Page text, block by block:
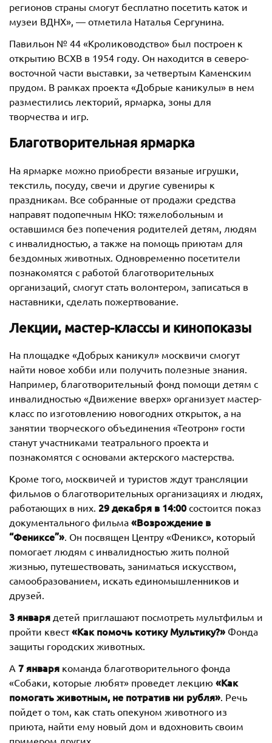
регионов страны смогут бесплатно посетить каток и
музеи ВДНХ», — отметила Наталья Сергунина.
Павильон № 44 «Кролиководство» был построен к
открытию ВСХВ в 1954 году. Он находится в северо-
восточной части выставки, за четвертым Каменским
прудом. В рамках проекта «Добрые каникулы» в нем
разместились лекторий, ярмарка, зоны для
творчества и игр.
Благотворительная ярмарка
На ярмарке можно приобрести вязаные игрушки,
текстиль, посуду, свечи и другие сувениры к
праздникам. Все собранные от продажи средства
направят подопечным НКО: тяжелобольным и
оставшимся без попечения родителей детям, людям
с инвалидностью, а также на помощь приютам для
бездомных животных. Одновременно посетители
познакомятся с работой благотворительных
организаций, смогут стать волонтером, записаться в
наставники, сделать пожертвование.
Лекции, мастер-классы и кинопоказы
На площадке «Добрых каникул» москвичи смогут
найти новое хобби или получить полезные знания.
Например, благотворительный фонд помощи детям с
инвалидностью «Движение вверх» организует мастер-
класс по изготовлению новогодних открыток, а на
занятии творческого объединения «Теотрон» гости
станут участниками театрального проекта и
познакомятся с основами актерского мастерства.
Кроме того, москвичей и туристов ждут трансляции
фильмов о благотворительных организациях и людях,
работающих в них. 29 декабря в 14:00 состоится показ
документального фильма «Возрождение в
“Фениксе”». Он посвящен Центру «Феникс», который
помогает людям с инвалидностью жить полной
жизнью, путешествовать, заниматься искусством,
самообразованием, искать единомышленников и
друзей.
3 января детей приглашают посмотреть мультфильм и
пройти квест«Как помочь котику Мультику?» Фонда
защиты городских животных.
А 7 января команда благотворительного фонда
«Собаки, которые любят» проведет лекцию «Как
помогать животным, не потратив ни рубля». Речь
пойдет о том, как стать опекуном животного из
приюта, найти ему новый дом и вдохновить своим
примером других.